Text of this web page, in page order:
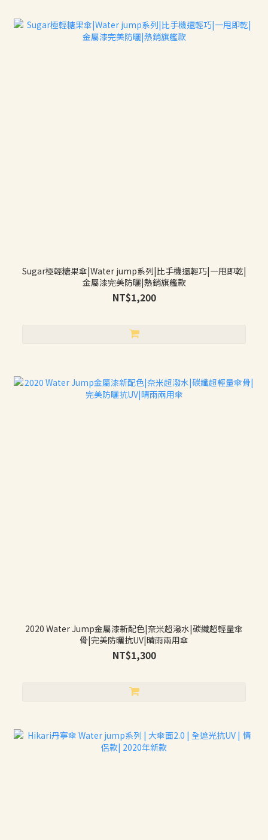
Sugar極輕糖果傘|Water jump系列|比手機還輕巧|一甩即乾|
金屬漆完美防曬|熱銷旗艦款
NT$1,200
2020 Water Jump金屬漆新配色|奈米超潑水|碳纖超輕量傘
骨|完美防曬抗UV|晴雨兩用傘
NT$1,300